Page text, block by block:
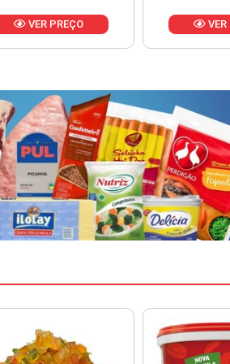
VER PREÇO VER